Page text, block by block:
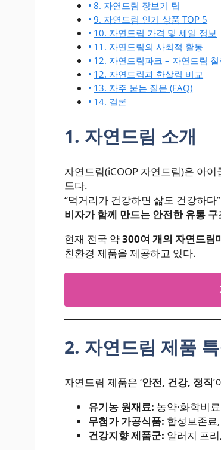
8. 자연드림 장보기 팁
9. 자연드림 인기 상품 TOP 5
10. 자연드림 가격 및 세일 정보
11. 자연드림의 사회적 활동
12. 자연드림파크 – 자연드림
12. 자연드림과 한살림 비교
13. 자주 묻는 질문 (FAQ)
14. 결론
1. 자연드림 소개
자연드림(iCOOP 자연드림)은 아
드다.
“먹거리가 건강하면 삶도 건강하
비자가 함께 만드는 안전한 유통 구
현재 전국 약300여 개의 자연드림
친환경 제품을 제공하고 있다.
2. 자연드림 제품
자연드림 제품은 ‘안전, 건강, 정직’
유기농 원재료: 농약·화학비
무첨가 가공식품: 합성보존료
건강지향 제품군: 알러지 프